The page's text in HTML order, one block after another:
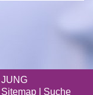
Sitemap Suche